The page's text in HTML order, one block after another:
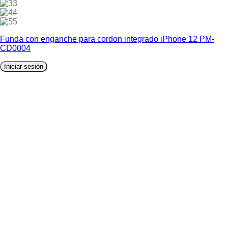
3
4
5
Funda con enganche para cordon integrado iPhone 12 PM-
CD0004
Iniciar sesión